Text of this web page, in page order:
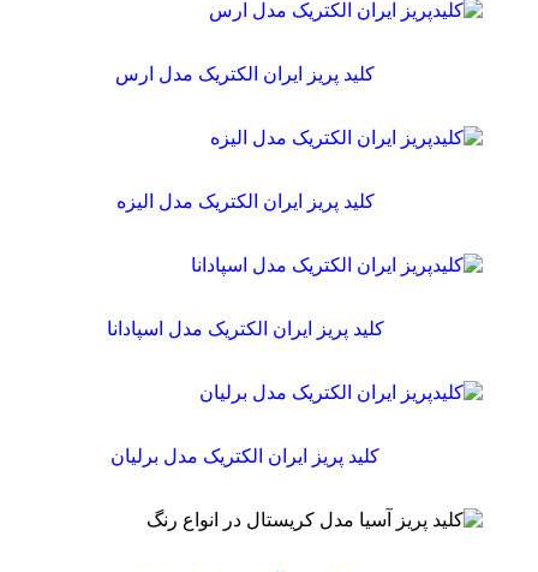
کلید پریز ایران الکتریک مدل ارس
کلید پریز ایران الکتریک مدل الیزه
کلید پریز ایران الکتریک مدل اسپادانا
کلید پریز ایران الکتریک مدل برلیان